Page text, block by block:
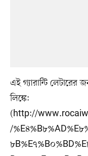
এই গ্যারান্টি লেটারের
লিঙ্কে:
(http://
/